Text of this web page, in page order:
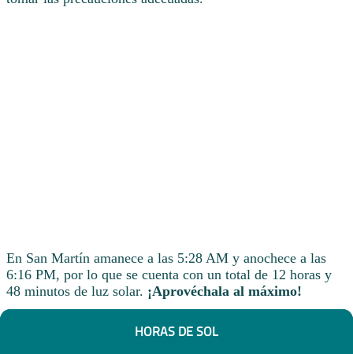
En San Martín amanece a las 5:28 AM y anochece a las
6:16 PM, por lo que se cuenta con un total de 12 horas y
48 minutos de luz solar. ¡Aprovéchala al máximo!
HORAS DE SOL